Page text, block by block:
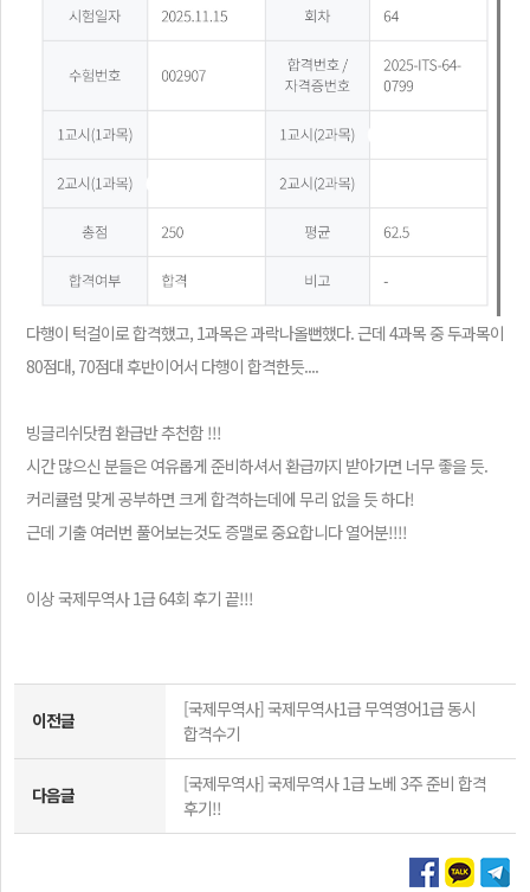
다행이 턱걸이로 합격했고, 1과목은 과락나올뻔했다. 근데 4과목 중 두과목이
80점대, 70점대 후반이어서 다행이 합격한듯....
빙글리쉬닷컴 환급반 추천함 !!!
시간 많으신 분들은 여유롭게 준비하셔서 환급까지 받아가면 너무 좋을 듯.
커리큘럼 맞게 공부하면 크게 합격하는데에 무리 없을 듯 하다!
근데 기출 여러번 풀어보는것도 증맬로 중요합니다 열어분!!!!
이상 국제무역사 1급 64회 후기 끝!!!
이전글 [국제무역사]국제무역사1급 무역영어1급 동시
합격수기
다음글 [국제무역사]국제무역사 1급 노베 3주 준비 합격
후기!!